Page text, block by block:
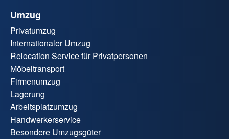
Umzug
Privatumzug
Internationaler Umzug
Relocation Service für Privatpersonen
Möbeltransport
Firmenumzug
Lagerung
Arbeitsplatzumzug
Handwerkerservice
Besondere Umzugsgüter